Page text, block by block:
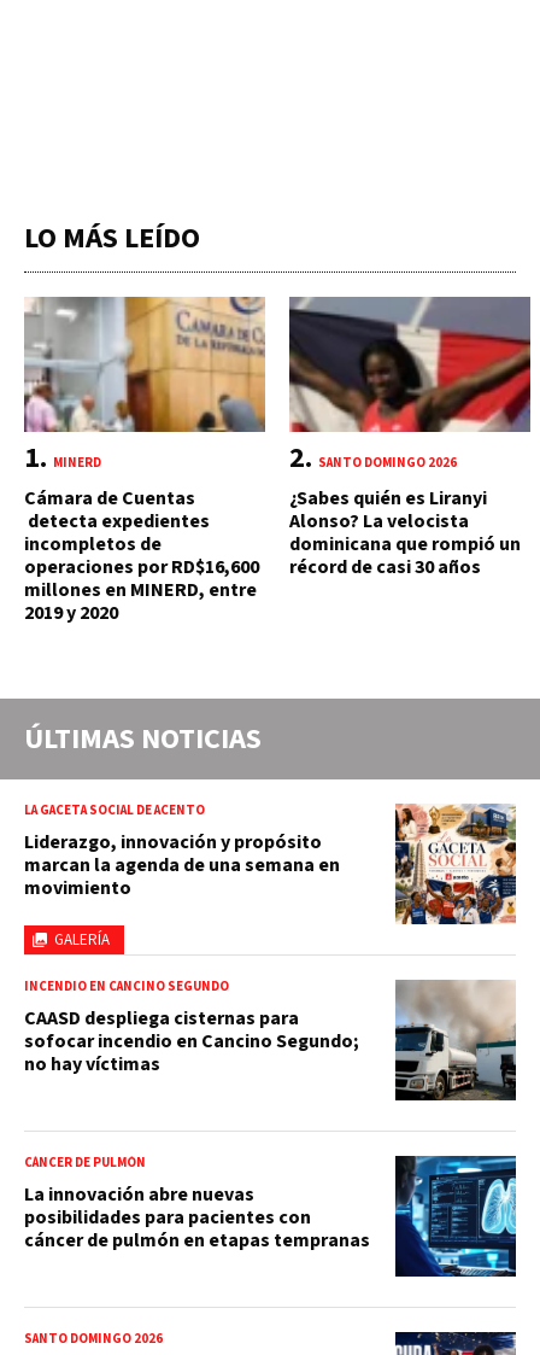
LO MÁS LEÍDO
MINERD
Cámara de Cuentas
detecta expedientes
incompletos de
operaciones por RD$16,600
millones en MINERD, entre
2019 y 2020
SANTO DOMINGO 2026
¿Sabes quién es Liranyi
Alonso? La velocista
dominicana que rompió un
récord de casi 30 años
ÚLTIMAS NOTICIAS
GALERÍA
LA GACETA SOCIAL DE ACENTO
Liderazgo, innovación y propósito
marcan la agenda de una semana en
movimiento
INCENDIO EN CANCINO SEGUNDO
CAASD despliega cisternas para
sofocar incendio en Cancino Segundo;
no hay víctimas
CÁNCER DE PULMÓN
La innovación abre nuevas
posibilidades para pacientes con
cáncer de pulmón en etapas tempranas
SANTO DOMINGO 2026